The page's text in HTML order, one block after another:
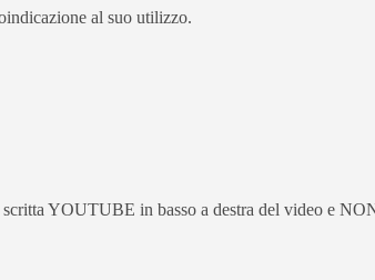
al suo utilizzo.
YOUTUBE in basso a destra del video e